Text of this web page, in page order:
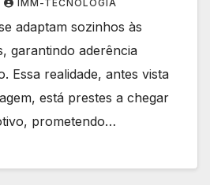
IMM-TECNOLOGIA
adaptam sozinhos às
garantindo aderência
Essa realidade, antes vista
está prestes a chegar
prometendo…